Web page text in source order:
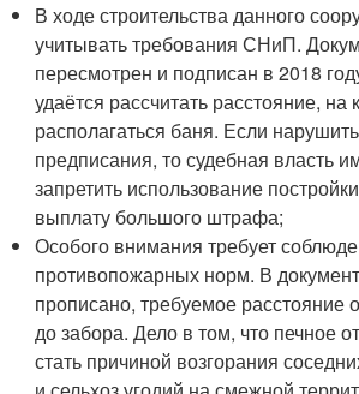
В ходе строительства данного
учитывать требования СНиП.
пересмотрен и подписан в 2018
удаётся рассчитать расстояние,
располагаться баня. Если
предписания, то судебная власть
запретить использование
выплату большого штрафа;
Особого внимания требует
противопожарных норм. В
прописано, требуемое расстояние
до забора. Дело в том, что печное
стать причиной возгорания